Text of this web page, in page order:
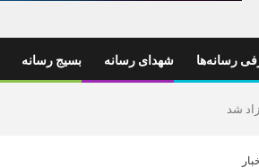
رسانه‌ها شهدای رسانه بسیج رسانه
شد